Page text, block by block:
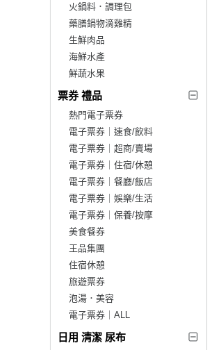
火鍋料．調理包
藥膳鍋物滴雞精
生鮮肉品
海鮮水產
鮮蔬水果
票券 禮品
熱門電子票券
電子票券｜速食/飲料
電子票券｜超商/賣場
電子票券｜住宿/休憩
電子票券｜餐廳/飯店
電子票券｜娛樂/生活
電子票券｜保養/按摩
美食餐券
王品集團
住宿休憩
旅遊票券
泡湯．美容
電子票券｜ALL
日用 清潔 尿布